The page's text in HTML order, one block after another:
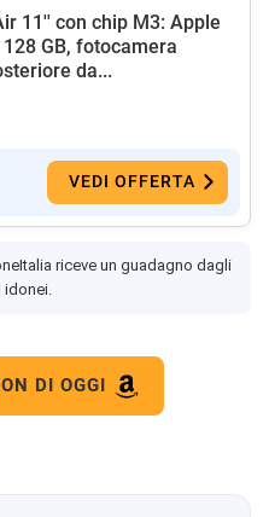
11'' con chip M3: Apple
GB, fotocamera
da...
VEDI OFFERTA
riceve un guadagno dagli
DI OGGI